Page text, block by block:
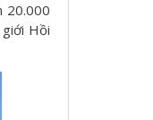
20.000
Hồi